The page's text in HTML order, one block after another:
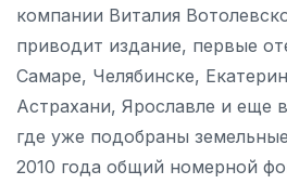
компании Виталия
приводит издание, первые
Самаре, Челябинске,
Астрахани, Ярославле и еще
где уже подобраны
2010 года общий номерной